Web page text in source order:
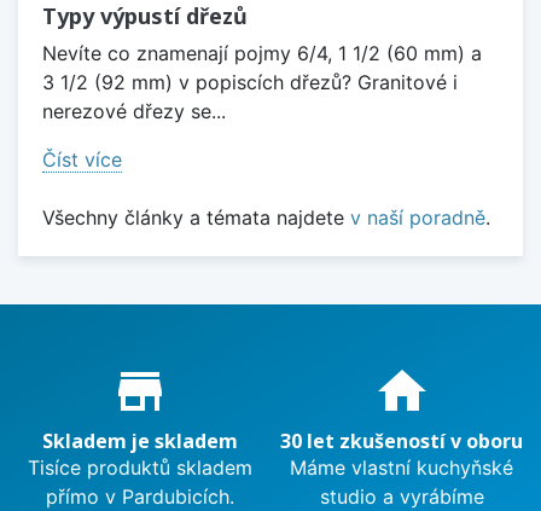
Typy výpustí dřezů
Nevíte co znamenají pojmy 6/4, 1 1/2 (60 mm) a
3 1/2 (92 mm) v popiscích dřezů? Granitové i
nerezové dřezy se...
Číst více
Všechny články a témata najdete v naší poradně.
Proč nakupovat u nás?
store_mall_directory
Skladem je skladem
Tisíce produktů skladem
přímo v Pardubicích.
home
30 let zkušeností v oboru
Máme vlastní kuchyňské
studio a vyrábíme